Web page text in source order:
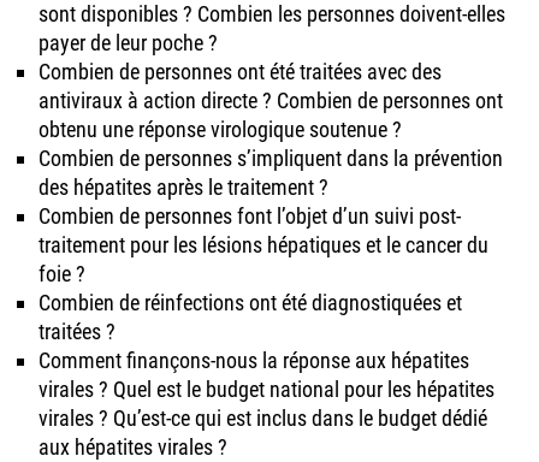
sont disponibles ? Combien les personnes doivent-elles
payer de leur poche ?
Combien de personnes ont été traitées avec des
antiviraux à action directe ? Combien de personnes ont
obtenu une réponse virologique soutenue ?
Combien de personnes s’impliquent dans la prévention
des hépatites après le traitement ?
Combien de personnes font l’objet d’un suivi post-
traitement pour les lésions hépatiques et le cancer du
foie ?
Combien de réinfections ont été diagnostiquées et
traitées ?
Comment finançons-nous la réponse aux hépatites
virales ? Quel est le budget national pour les hépatites
virales ? Qu’est-ce qui est inclus dans le budget dédié
aux hépatites virales ?